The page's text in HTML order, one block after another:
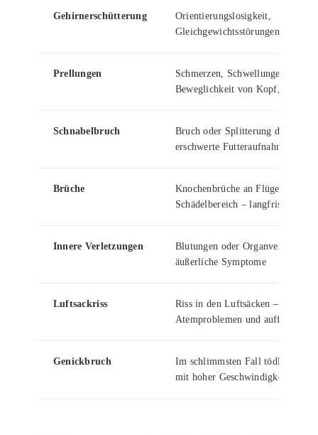
Gehirnerschütterung
Orientierungslosigkeit,
Gleichgewichtsstörungen,
Prellungen
Schmerzen, Schwellungen und
Beweglichkeit von Kopf, Flügeln
Schnabelbruch
Bruch oder Splitterung des
erschwerte Futteraufnahme,
Brüche
Knochenbrüche an Flügeln,
Schädelbereich – langfristige
Innere Verletzungen
Blutungen oder
äußerliche Symptome
Luftsackriss
Riss in den Luftsäcken – führt zu
Atemproblemen und auffälliger
Genickbruch
Im schlimmsten Fall tödlich –
mit hoher Geschwindigkeit